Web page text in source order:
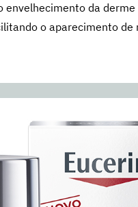
da
o aparecimento de